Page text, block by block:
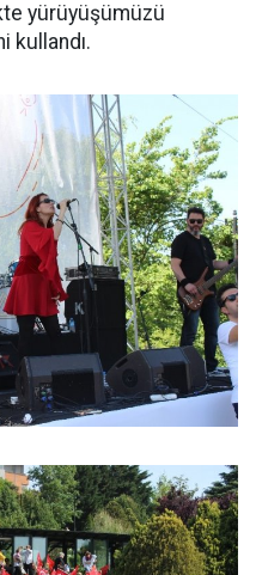
yürüyüşümüzü
kullandı.